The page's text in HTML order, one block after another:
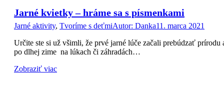
Jarné kvietky – hráme sa s písmenkami
Jarné aktivity, Tvoríme s deťmiAutor: Danka11. marca 2021
Určite ste si už všimli, že prvé jarné lúče začali prebúdzať prírodu
po dlhej zime na lúkach či záhradách…
Zobraziť viac